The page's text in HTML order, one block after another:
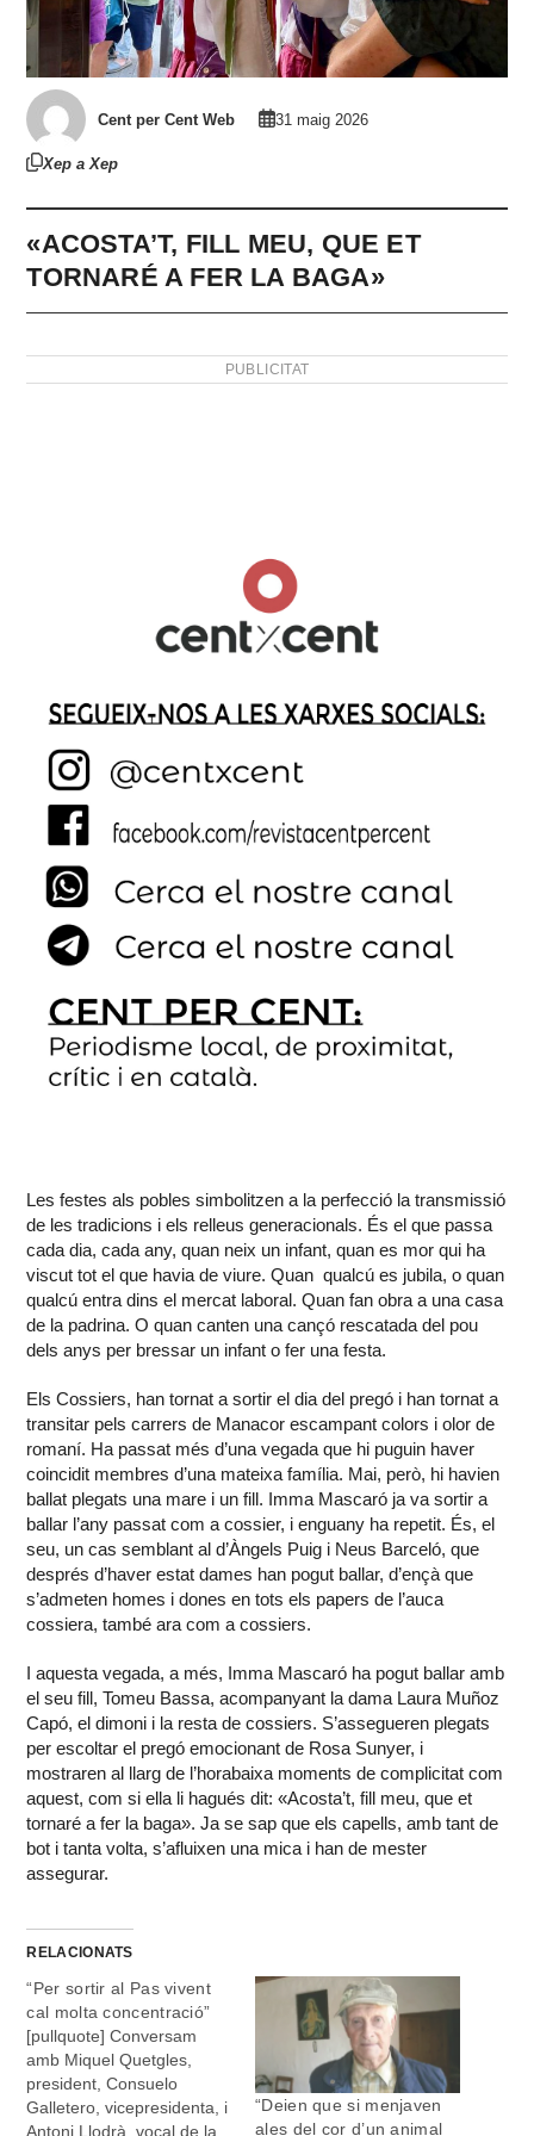
Cent per Cent Web 31 maig 2026
Xep a Xep
«ACOSTA’T, FILL MEU, QUE ET
TORNARÉ A FER LA BAGA»
PUBLICITAT
Les festes als pobles simbolitzen a la perfecció la transmissió
de les tradicions i els relleus generacionals. És el que passa
cada dia, cada any, quan neix un infant, quan es mor qui ha
viscut tot el que havia de viure. Quan qualcú es jubila, o quan
qualcú entra dins el mercat laboral. Quan fan obra a una casa
de la padrina. O quan canten una cançó rescatada del pou
dels anys per bressar un infant o fer una festa.
Els Cossiers, han tornat a sortir el dia del pregó i han tornat a
transitar pels carrers de Manacor escampant colors i olor de
romaní. Ha passat més d’una vegada que hi puguin haver
coincidit membres d’una mateixa família. Mai, però, hi havien
ballat plegats una mare i un fill. Imma Mascaró ja va sortir a
ballar l’any passat com a cossier, i enguany ha repetit. És, el
seu, un cas semblant al d’Àngels Puig i Neus Barceló, que
després d’haver estat dames han pogut ballar, d’ençà que
s’admeten homes i dones en tots els papers de l’auca
cossiera, també ara com a cossiers.
I aquesta vegada, a més, Imma Mascaró ha pogut ballar amb
el seu fill, Tomeu Bassa, acompanyant la dama Laura Muñoz
Capó, el dimoni i la resta de cossiers. S’assegueren plegats
per escoltar el pregó emocionant de Rosa Sunyer, i
mostraren al llarg de l’horabaixa moments de complicitat com
aquest, com si ella li hagués dit: «Acosta’t, fill meu, que et
tornaré a fer la baga». Ja se sap que els capells, amb tant de
bot i tanta volta, s’afluixen una mica i han de mester
assegurar.
RELACIONATS
“Per sortir al Pas vivent
cal molta concentració”
[pullquote] Conversam
amb Miquel Quetgles,
president, Consuelo
Galletero, vicepresidenta, i
Antoni Llodrà, vocal de la
“Deien que si menjaven
ales del cor d’un animal